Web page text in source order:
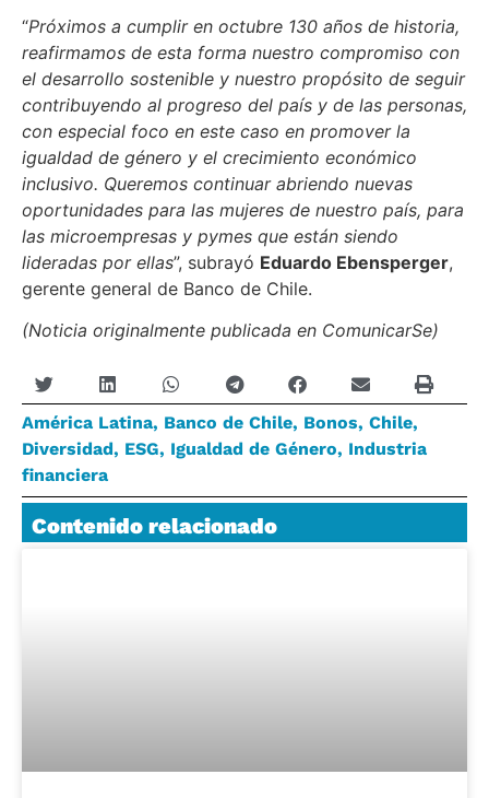
“Próximos a cumplir en octubre 130 años de historia,
reafirmamos de esta forma nuestro compromiso con
el desarrollo sostenible y nuestro propósito de seguir
contribuyendo al progreso del país y de las personas,
con especial foco en este caso en promover la
igualdad de género y el crecimiento económico
inclusivo. Queremos continuar abriendo nuevas
oportunidades para las mujeres de nuestro país, para
las microempresas y pymes que están siendo
lideradas por ellas”, subrayó Eduardo Ebensperger,
gerente general de Banco de Chile.
(Noticia originalmente publicada en ComunicarSe)
América Latina, Banco de Chile, Bonos, Chile,
Diversidad, ESG, Igualdad de Género, Industria
financiera
Contenido relacionado